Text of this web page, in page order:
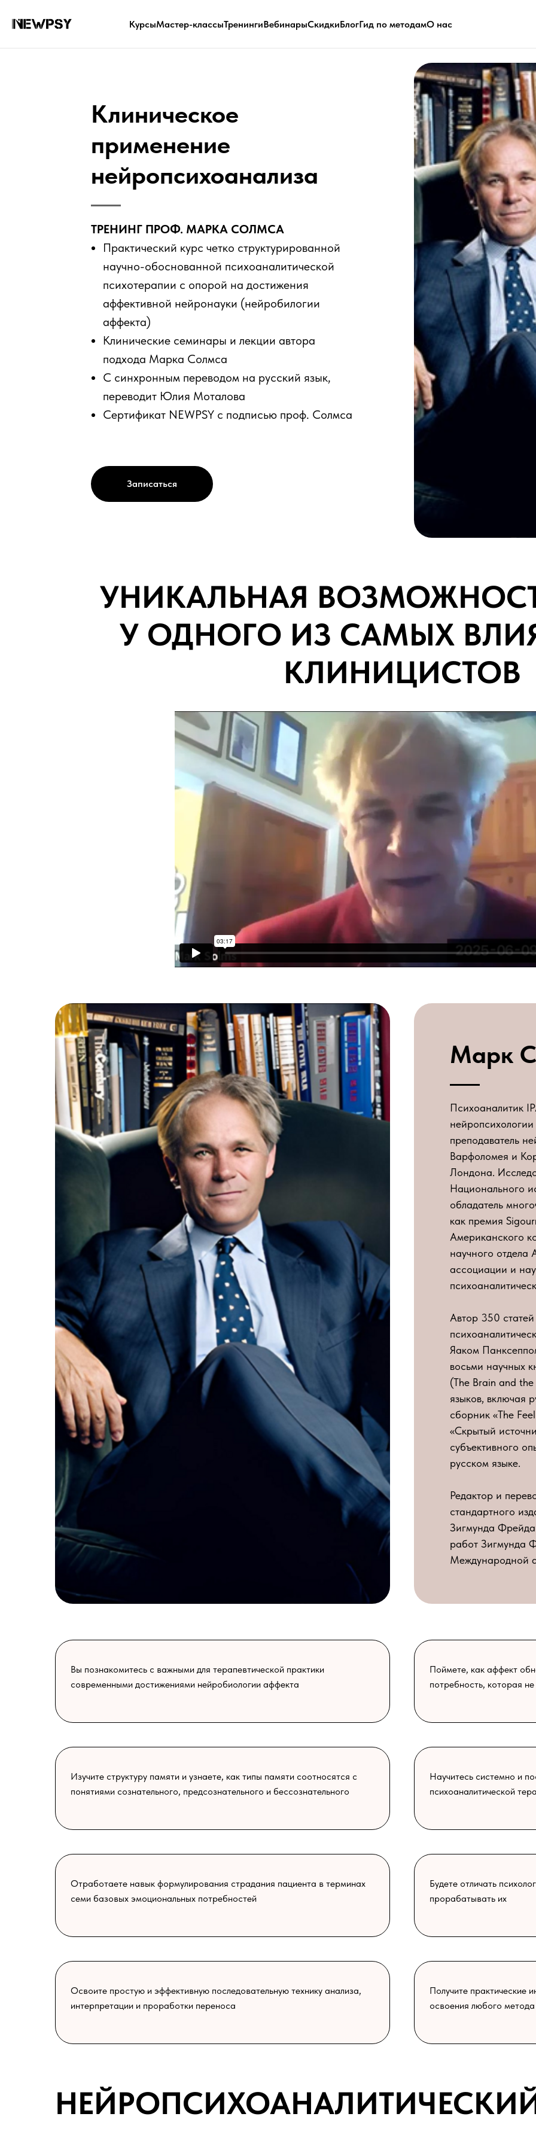
КурсыМастер-классыТренингиВебинарыСкидкиБлогГид по методамО нас
Клиническое
применение
нейропсихоанализа
ТРЕНИНГ ПРОФ. МАРКА СОЛМСА
Практический курс четко структурированной
научно-обоснованной психоаналитической
психотерапии с опорой на достижения
аффективной нейронауки (нейробилогии
аффекта)
Клинические семинары и лекции автора
подхода Марка Солмса
С синхронным переводом на русский язык,
переводит Юлия Моталова
Сертификат NEWPSY с подписью проф. Солмса
Записаться
УНИКАЛЬНАЯ
У ОДНОГО ИЗ САМЫХ
КЛИНИЦИСТОВ
Марк
Психоаналитик
преподаватель
Варфоломея и
Лондона.
Национального
обладатель
как премия
Американского
научного отдела
ассоциации и
Автор 350
Яаком
восьми научных
(The Brain and
языков, включая
сборник «The
«Скрытый
субъективного
русском языке.
Редактор и
стандартного
Зигмунда
работ Зигмунда
Международной
Вы познакомитесь с важными для терапевтической практики
современными достижениями нейробиологии аффекта
Поймете, как аффект
потребность, которая
Изучите структуру памяти и узнаете, как типы памяти соотносятся с
понятиями сознательного, предсознательного и бессознательного
Научитесь системно и
психоаналитической
Отработаете навык формулирования страдания пациента в терминах
семи базовых эмоциональных потребностей
Будете отличать
прорабатывать их
Освоите простую и эффективную последовательную технику анализа,
интерпретации и проработки переноса
Получите практические
освоения любого